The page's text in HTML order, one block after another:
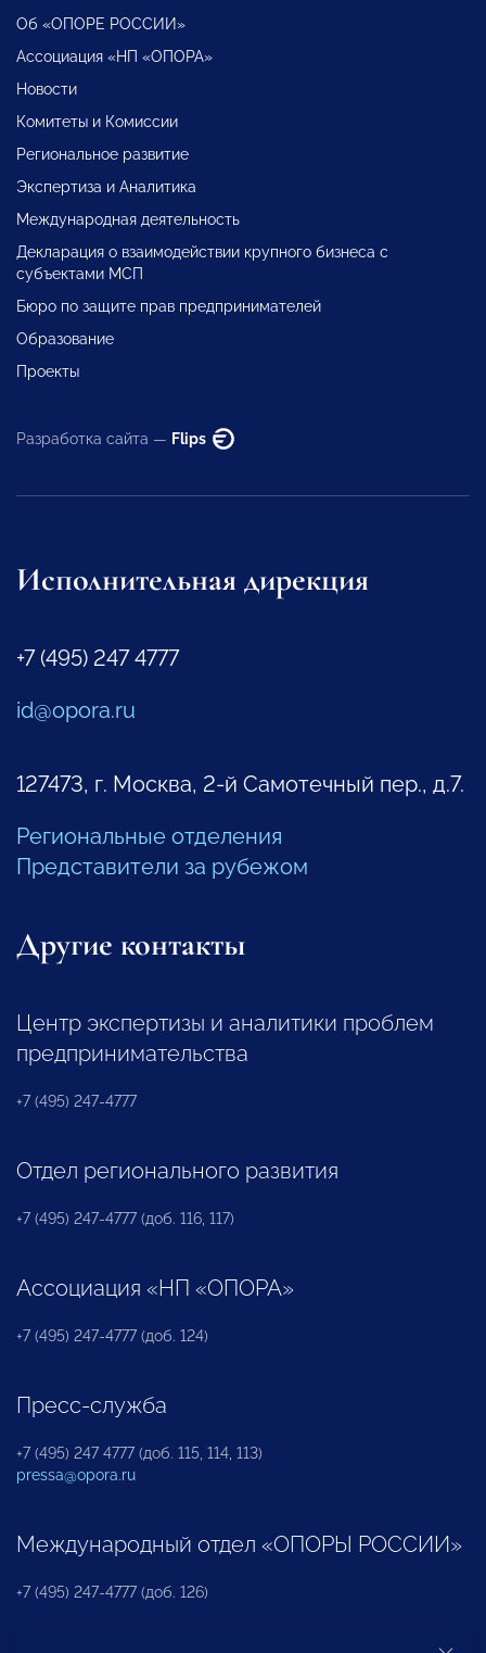
Об «ОПОРЕ РОССИИ»
Ассоциация «НП «ОПОРА»
Новости
Комитеты и Комиссии
Региональное развитие
Экспертиза и Аналитика
Международная деятельность
Декларация о взаимодействии крупного бизнеса с
субъектами МСП
Бюро по защите прав предпринимателей
Образование
Проекты
Разработка сайта — Flips
Исполнительная дирекция
+7 (495) 247 4777
id@opora.ru
127473, г. Москва, 2-й Самотечный пер., д.7.
Региональные отделения
Представители за рубежом
Другие контакты
Центр экспертизы и аналитики проблем
предпринимательства
+7 (495) 247-4777
Отдел регионального развития
+7 (495) 247-4777 (доб. 116, 117)
Ассоциация «НП «ОПОРА»
+7 (495) 247-4777 (доб. 124)
Пресс-служба
+7 (495) 247 4777 (доб. 115, 114, 113)
pressa@opora.ru
Международный отдел «ОПОРЫ РОССИИ»
+7 (495) 247-4777 (доб. 126)